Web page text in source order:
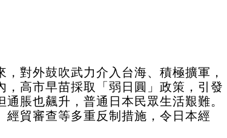
，對外鼓吹武力介入台海、積極擴軍，
，高市早苗採取「弱日圓」政策，引發
脹也飆升，普通日本民眾生活艱難。
經貿審查等多重反制措施，令日本經